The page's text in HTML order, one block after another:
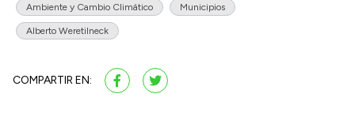
Ambiente y Cambio Climático Municipios
Alberto Weretilneck
COMPARTIR EN: